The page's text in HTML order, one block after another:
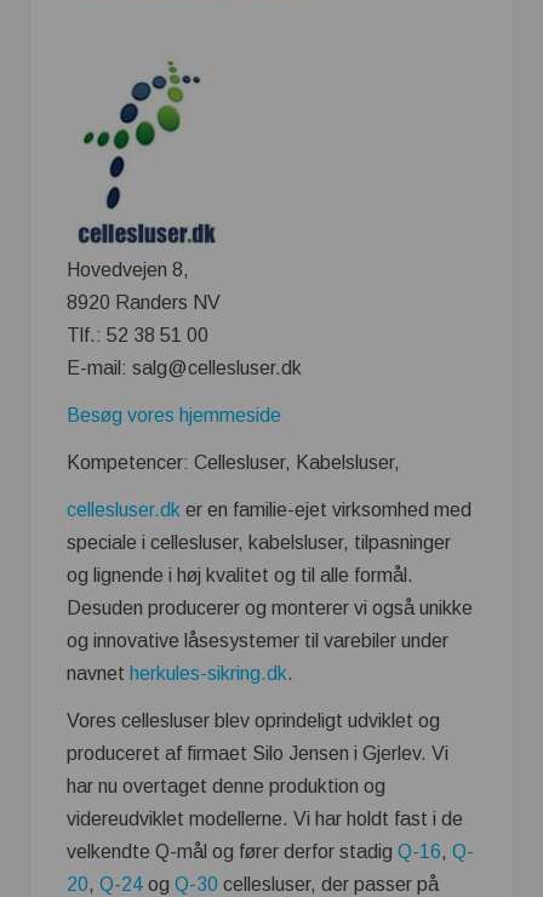
Hovedvejen 8,
8920 Randers NV
Tlf.: 52 38 51 00
E-mail: salg@cellesluser.dk
Besøg vores hjemmeside
Kompetencer: Cellesluser, Kabelsluser,
cellesluser.dk er en familie-ejet virksomhed med
speciale i cellesluser, kabelsluser, tilpasninger
og lignende i høj kvalitet og til alle formål.
Desuden producerer og monterer vi også unikke
og innovative låsesystemer til varebiler under
navnet herkules-sikring.dk.
Vores cellesluser blev oprindeligt udviklet og
produceret af firmaet Silo Jensen i Gjerlev. Vi
har nu overtaget denne produktion og
videreudviklet modellerne. Vi har holdt fast i de
velkendte Q-mål og fører derfor stadig Q-16, Q-
20, Q-24 og Q-30 cellesluser, der passer på